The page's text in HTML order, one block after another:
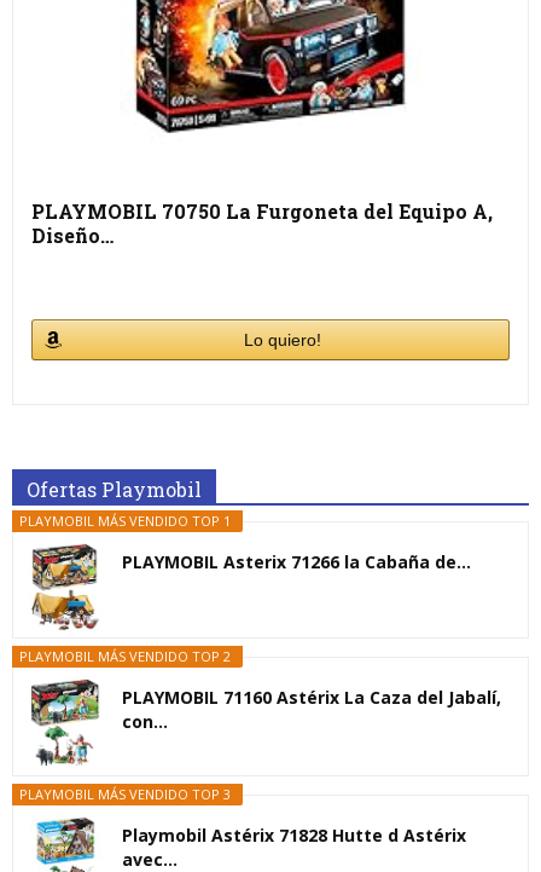
PLAYMOBIL 70750 La Furgoneta del Equipo A,
Diseño…
Lo quiero!
Ofertas Playmobil
PLAYMOBIL MÁS VENDIDO TOP 1
PLAYMOBIL Asterix 71266 la Cabaña de...
PLAYMOBIL MÁS VENDIDO TOP 2
PLAYMOBIL 71160 Astérix La Caza del Jabalí,
con...
PLAYMOBIL MÁS VENDIDO TOP 3
Playmobil Astérix 71828 Hutte d Astérix
avec...